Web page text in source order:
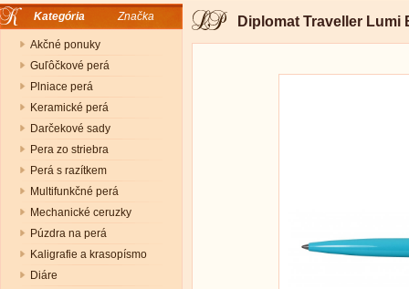
Kategória Značka
Akčné ponuky
Guľôčkové perá
Plniace perá
Keramické perá
Darčekové sady
Pera zo striebra
Perá s razítkem
Multifunkčné perá
Mechanické ceruzky
Púzdra na perá
Kaligrafie a krasopísmo
Diáre
Diplomat Traveller